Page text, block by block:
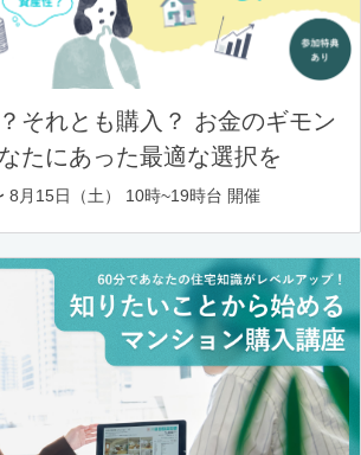
それとも購入？ お金のギモン
たにあった最適な選択を
8月15日（土） 10時~19時台 開催